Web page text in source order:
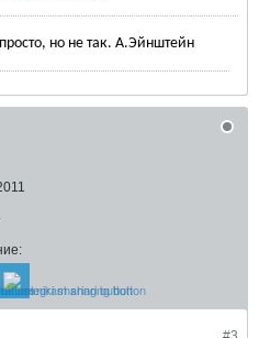
но не так. А.Эйнштейн